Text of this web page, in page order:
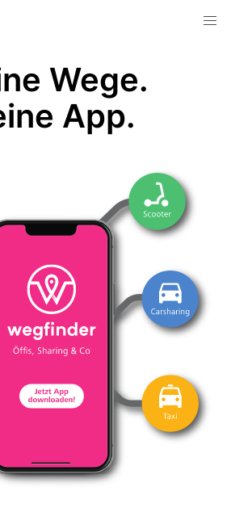
Wege.
App.